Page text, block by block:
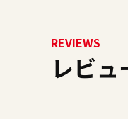
REVIEWS
レビュ